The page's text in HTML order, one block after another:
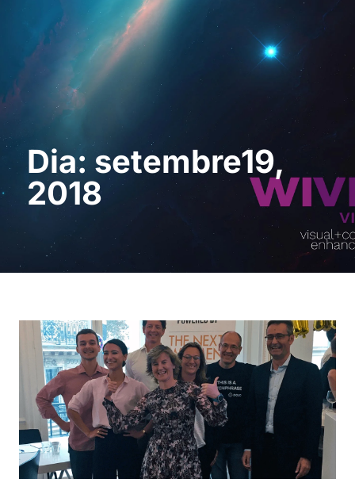
demostració
Dia: setembre19,
2018